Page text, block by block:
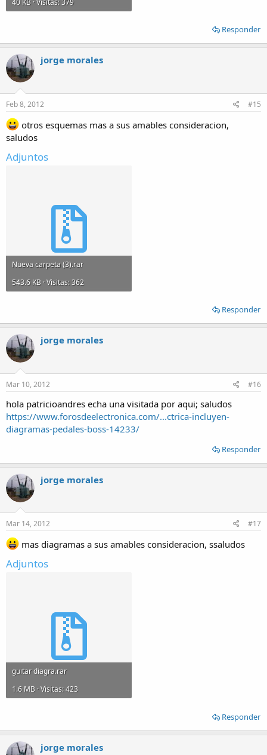
Responder
jorge morales
Feb 8, 2012 #15
otros esquemas mas a sus amables consideracion,
saludos
Adjuntos
Nueva carpeta (3).rar
543.6 KB · Visitas: 362
Responder
jorge morales
Mar 10, 2012 #16
hola patricioandres echa una visitada por aqui; saludos
https://www.forosdeelectronica.com/...ctrica-incluyen-
diagramas-pedales-boss-14233/
Responder
jorge morales
Mar 14, 2012 #17
mas diagramas a sus amables consideracion, ssaludos
Adjuntos
guitar diagra.rar
1.6 MB · Visitas: 423
Responder
jorge morales